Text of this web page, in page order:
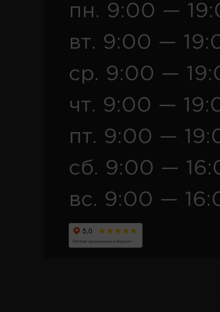
пн. 9:00 —
вт. 9:00 —
ср. 9:00 —
чт. 9:00 —
пт. 9:00 —
сб. 9:00 —
вс. 9:00 —